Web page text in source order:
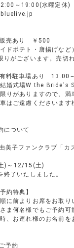
～19:00(水曜定休)
売あり ￥500
イドポテト・唐揚げなど）
りがございます。売切
料駐車場あり 13:00
婚式場W the Bride's
りがありますので、満
はご遠慮くださいます
について
美子ファンクラブ「カ
)～12/15(土)
終了いたしました。
約特典】
に前よりお席をお取り
ま何名様でもご予約可
、お連れ様のお名前を
予約